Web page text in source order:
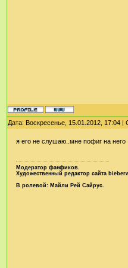
Дата: Воскресенье, 15.01.2012, 17:04
я его не слушаю..мне пофиг на него
Модератор фанфиков.
Художественный редактор сайта
В ролевой: Майли Рей Сайрус.